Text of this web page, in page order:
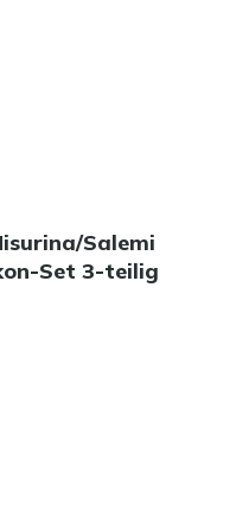
Salemi
Set 3-teilig